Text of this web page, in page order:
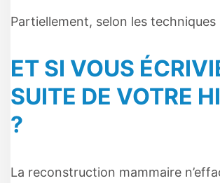
Partiellement, selon les techniques
ET SI VOUS
SUITE DE VOTRE
?
La reconstruction mammaire